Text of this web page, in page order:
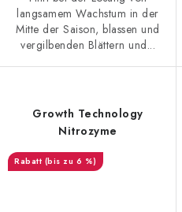
langsamem Wachstum in der
Mitte der Saison, blassen und
vergilbenden Blättern und...
Growth Technology
Nitrozyme
(bis zu 6 %)